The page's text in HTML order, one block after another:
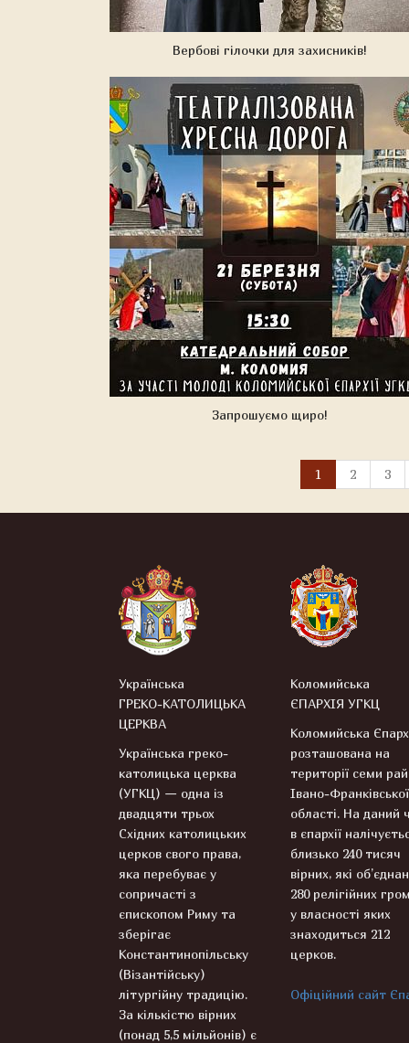
Вербові гілочки для захисників!
Запрошуємо щиро!
1 2 3
Українська
ГРЕКО-КАТОЛИЦЬКА
ЦЕРКВА
Українська греко-
католицька церква
(УГКЦ) — одна із
двадцяти трьох
Східних католицьких
церков свого права,
яка перебуває у
сопричасті з
єпископом Риму та
зберігає
Константинопільську
(Візантійську)
літургійну традицію.
За кількістю вірних
(понад 5,5 мільйонів) є
Коломийська
ЄПАРХІЯ УГКЦ
Коломийська
розташована на
території семи
Івано-Франківської
області. На даний
в єпархії
близько 240 тисяч
вірних, які
280 релігійних
у власності яких
знаходиться 212
церков.
Офіційний сайт